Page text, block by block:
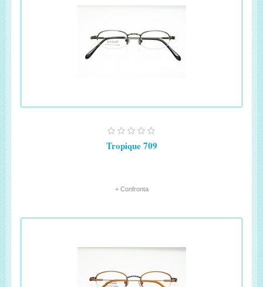
Tropique 709
+ Confronta